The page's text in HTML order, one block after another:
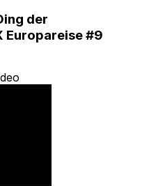
der
Europareise #9